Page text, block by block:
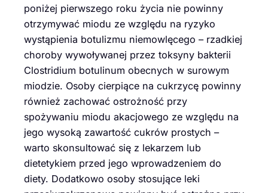
poniżej pierwszego roku życia nie powinny
otrzymywać miodu ze względu na ryzyko
wystąpienia botulizmu niemowlęcego – rzadkiej
choroby wywoływanej przez toksyny bakterii
Clostridium botulinum obecnych w surowym
miodzie. Osoby cierpiące na cukrzycę powinny
również zachować ostrożność przy
spożywaniu miodu akacjowego ze względu na
jego wysoką zawartość cukrów prostych –
warto skonsultować się z lekarzem lub
dietetykiem przed jego wprowadzeniem do
diety. Dodatkowo osoby stosujące leki